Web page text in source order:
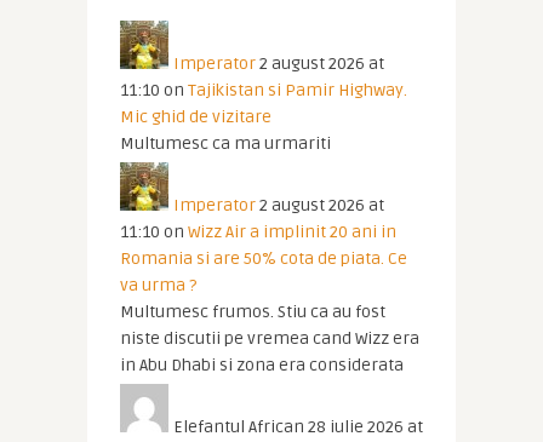
Imperator2 august 2026 at
11:10 on Tajikistan si Pamir Highway.
Mic ghid de vizitare
Multumesc ca ma urmariti
Imperator2 august 2026 at
11:10 on Wizz Air a implinit 20 ani in
Romania si are 50% cota de piata. Ce
va urma ?
Multumesc frumos. Stiu ca au fost
niste discutii pe vremea cand Wizz era
in Abu Dhabi si zona era considerata
Elefantul African 28 iulie 2026 at